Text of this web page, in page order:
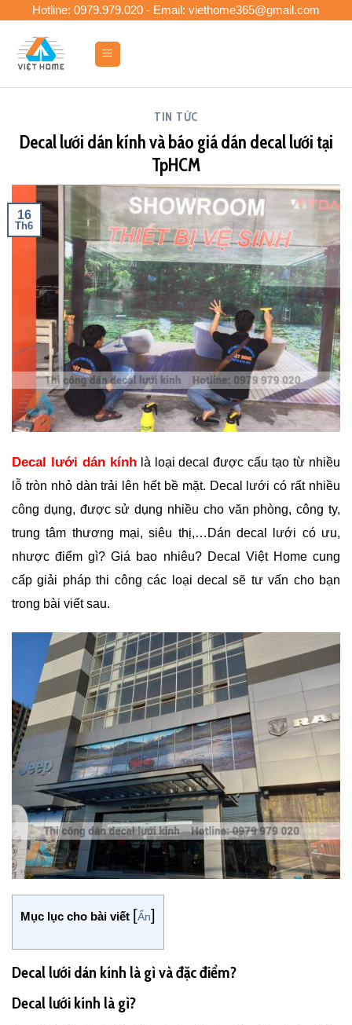
content
Hotline: 0979.979.020 - Email: viethome365@gmail.com
TIN TỨC
Decal lưới dán kính và báo giá dán decal lưới tại
TpHCM
16
Th6
Decal lưới dán kínhlà loại decal được cấu tạo từ nhiều
lỗ tròn nhỏ dàn trải lên hết bề mặt. Decal lưới có rất nhiều
công dụng, được sử dụng nhiều cho văn phòng, công ty,
trung tâm thương mại, siêu thị,…Dán decal lưới có ưu,
nhược điểm gì? Giá bao nhiêu? Decal Việt Home cung
cấp giải pháp thi công các loại decal sẽ tư vấn cho bạn
trong bài viết sau.
Mục lục cho bài viết [Ẩn]
Decal lưới dán kính là gì và đặc điểm?
Decal lưới kính là gì?